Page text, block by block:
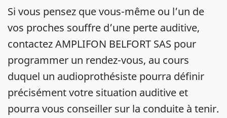
Si vous pensez que vous-même ou l’un de
vos proches souffre d’une perte auditive,
contactez AMPLIFON BELFORT SAS pour
programmer un rendez-vous, au cours
duquel un audioprothésiste pourra définir
précisément votre situation auditive et
pourra vous conseiller sur la conduite à tenir.